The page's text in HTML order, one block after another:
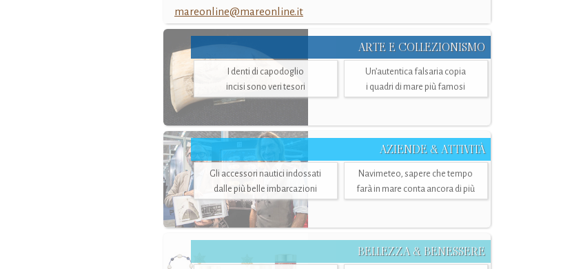
mareonline@mareonline.it
ARTE E COLLEZIONISMO
I denti di capodoglio
incisi sono veri tesori
Un’autentica falsaria copia
i quadri di mare più famosi
AZIENDE & ATTIVITÀ
Gli accessori nautici indossati
dalle più belle imbarcazioni
Navimeteo, sapere che tempo
farà in mare conta ancora di più
BELLEZZA & BENESSERE